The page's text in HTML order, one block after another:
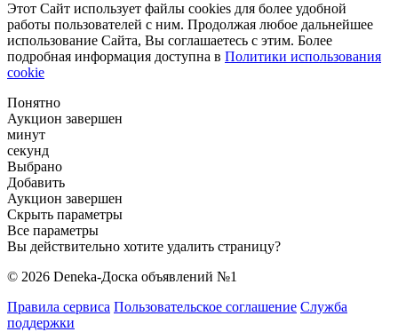
Этот Сайт использует файлы cookies для более удобной
работы пользователей с ним. Продолжая любое дальнейшее
использование Сайта, Вы соглашаетесь с этим. Более
подробная информация доступна в Политики использования
cookie
Понятно
Аукцион завершен
минут
секунд
Выбрано
Добавить
Аукцион завершен
Скрыть параметры
Все параметры
Вы действительно хотите удалить страницу?
© 2026 Deneka-Доска объявлений №1
Правила сервиса Пользовательское соглашение Служба
поддержки